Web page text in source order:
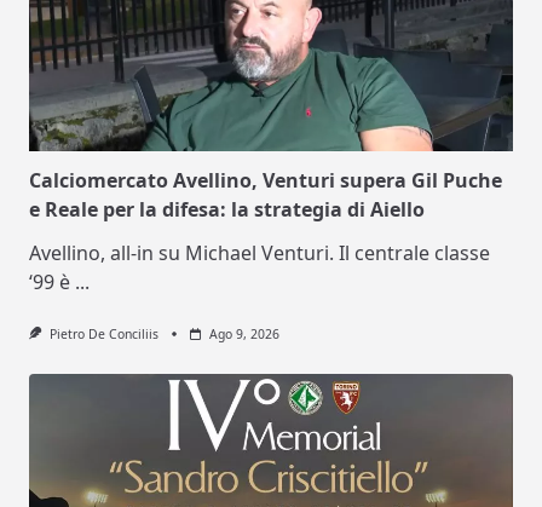
Calciomercato Avellino, Venturi supera Gil Puche
e Reale per la difesa: la strategia di Aiello
Avellino, all-in su Michael Venturi. Il centrale classe
‘99 è ...
Pietro De Conciliis Ago 9, 2026